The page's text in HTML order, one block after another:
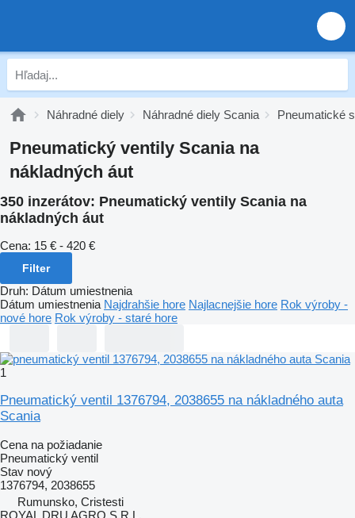
Náhradné diely Náhradné diely Scania Pneumatické
Pneumatický ventily Scania na
nákladných áut
350 inzerátov: Pneumatický ventily Scania na
nákladných áut
Cena: 15 € - 420 €
Filter
Druh: Dátum umiestnenia
Dátum umiestnenia Najdrahšie hore Najlacnejšie hore Rok výroby -
nové hore Rok výroby - staré hore
1
Pneumatický ventil 1376794, 2038655 na nákladného auta
Scania
Cena na požiadanie
Pneumatický ventil
Stav nový
1376794, 2038655
Rumunsko, Cristesti
ROYAL DRU AGRO S.R.L.